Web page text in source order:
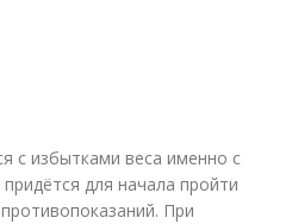
с избытками веса именно с
для начала пройти
При